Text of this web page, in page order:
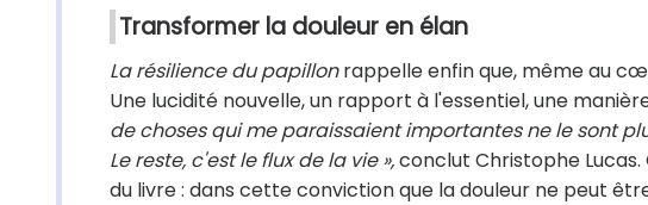
Transformer la douleur en élan
La résilience du papillonrappelle enfin que, même au
Une lucidité nouvelle, un rapport à l'essentiel, une
de choses qui me paraissaient importantes ne le sont
Le reste, c'est le flux de la vie »,conclut Christophe
du livre : dans cette conviction que la douleur ne peut